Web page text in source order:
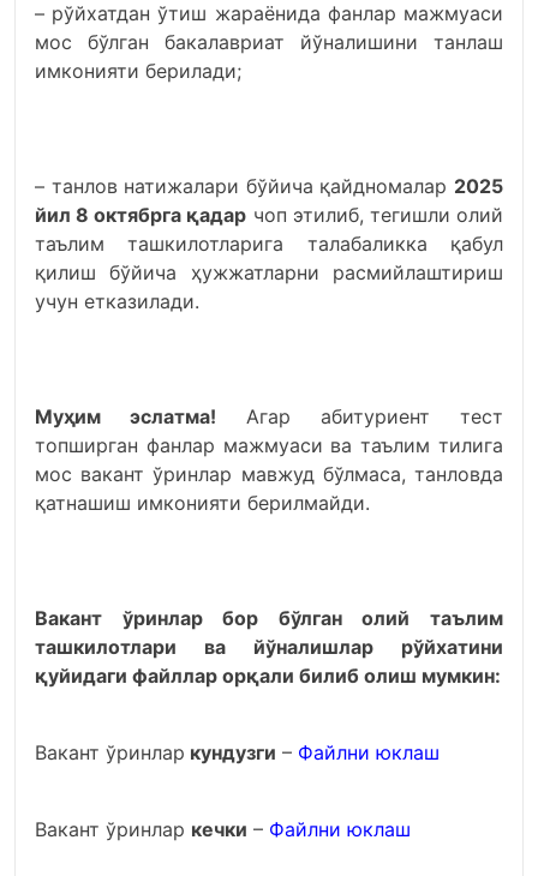
– рўйхатдан ўтиш жараёнида фанлар мажмуаси
мос бўлган бакалавриат йўналишини танлаш
имконияти берилади;
– танлов натижалари бўйича қайдномалар 2025
йил 8 октябрга қадар чоп этилиб, тегишли олий
таълим ташкилотларига талабаликка қабул
қилиш бўйича ҳужжатларни расмийлаштириш
учун етказилади.
Муҳим эслатма! Агар абитуриент тест
топширган фанлар мажмуаси ва таълим тилига
мос вакант ўринлар мавжуд бўлмаса, танловда
қатнашиш имконияти берилмайди.
Вакант ўринлар бор бўлган олий таълим
ташкилотлари ва йўналишлар рўйхатини
қуйидаги файллар орқали билиб олиш мумкин:
Вакант ўринлар кундузги – Файлни юклаш
Вакант ўринлар кечки – Файлни юклаш